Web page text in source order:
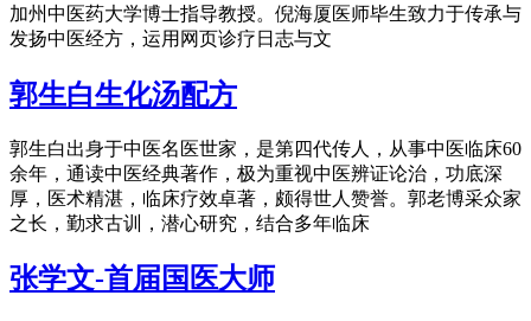
加州中医药大学博士指导教授。倪海厦医师毕生致力于传承与
发扬中医经方，运用网页诊疗日志与文
郭生白生化汤配方
郭生白出身于中医名医世家，是第四代传人，从事中医临床60
余年，通读中医经典著作，极为重视中医辨证论治，功底深
厚，医术精湛，临床疗效卓著，颇得世人赞誉。郭老博采众家
之长，勤求古训，潜心研究，结合多年临床
张学文-首届国医大师